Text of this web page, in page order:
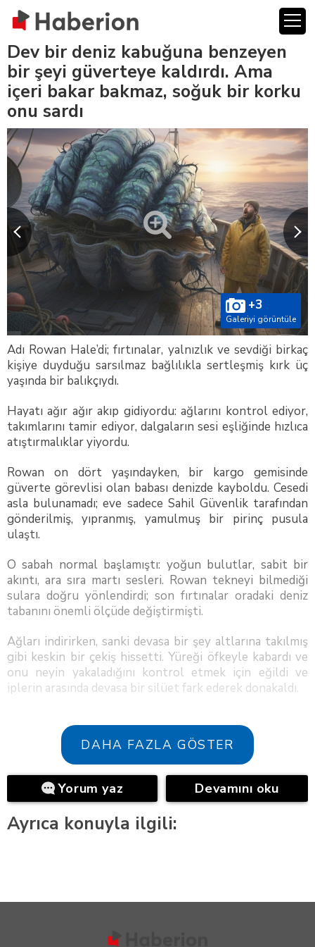
Dev bir deniz kabuğuna benzeyen
bir şeyi güverteye kaldırdı. Ama
içeri bakar bakmaz, soğuk bir korku
onu sardı
+3
Galeriyi görüntüle
Adı Rowan Hale’di; fırtınalar, yalnızlık ve sevdiği birkaç
kişiye duyduğu sarsılmaz bağlılıkla sertleşmiş kırk üç
yaşında bir balıkçıydı.
Hayatı ağır ağır akıp gidiyordu: ağlarını kontrol ediyor,
takımlarını tamir ediyor, dalgaların sesi eşliğinde hızlıca
atıştırmalıklar yiyordu.
Rowan on dört yaşındayken, bir kargo gemisinde
güverte görevlisi olan babası denizde kayboldu. Cesedi
asla bulunamadı; eve sadece Sahil Güvenlik tarafından
gönderilmiş, yıpranmış, yamulmuş bir pirinç pusula
ulaştı.
O sabah normal başlamıştı: yoğun bulutlar, sabit bir
akıntı, ara sıra martı sesleri. Rowan tekneyi bilmediği
sulara doğru yönlendirdi; son fırtınalar oradaki deniz
tabanını önemli ölçüde değiştirmişti.
Ağları indirirken, sanki devasa bir şey altlarına takılmış
gibi keskin bir çekiş hissetti. Yüreği öfkeyle kabardı ve
onu neyin yakaladığını kontrol etmek için eğildi ve
iplerin arasında devasa bir silüet fark ederek donakaldı.
DAHA FAZLA GÖSTER
Yorum yaz Devamını oku
Ayrıca konuyla ilgili: